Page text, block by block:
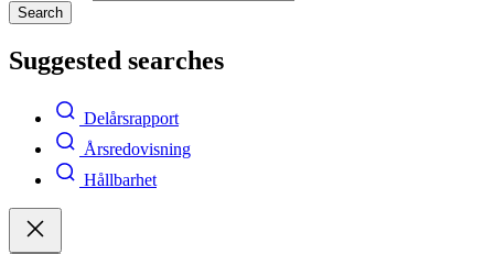
Search
Suggested searches
Delårsrapport
Årsredovisning
Hållbarhet